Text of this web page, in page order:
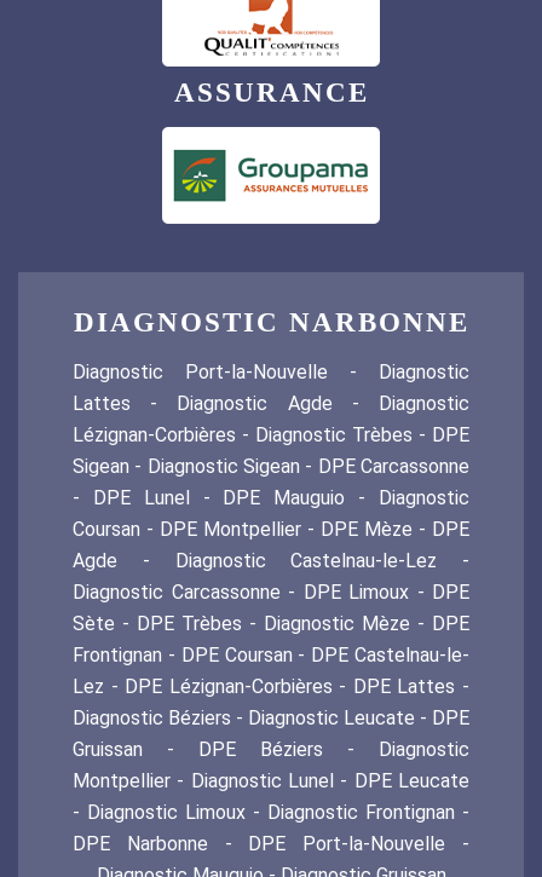
ASSURANCE
DIAGNOSTIC NARBONNE
Diagnostic Port-la-Nouvelle - Diagnostic
Lattes - Diagnostic Agde - Diagnostic
Lézignan-Corbières - Diagnostic Trèbes - DPE
Sigean - Diagnostic Sigean - DPE Carcassonne
- DPE Lunel - DPE Mauguio - Diagnostic
Coursan - DPE Montpellier - DPE Mèze - DPE
Agde - Diagnostic Castelnau-le-Lez -
Diagnostic Carcassonne - DPE Limoux - DPE
Sète - DPE Trèbes - Diagnostic Mèze - DPE
Frontignan - DPE Coursan - DPE Castelnau-le-
Lez - DPE Lézignan-Corbières - DPE Lattes -
Diagnostic Béziers - Diagnostic Leucate - DPE
Gruissan - DPE Béziers - Diagnostic
Montpellier - Diagnostic Lunel - DPE Leucate
- Diagnostic Limoux - Diagnostic Frontignan -
DPE Narbonne - DPE Port-la-Nouvelle -